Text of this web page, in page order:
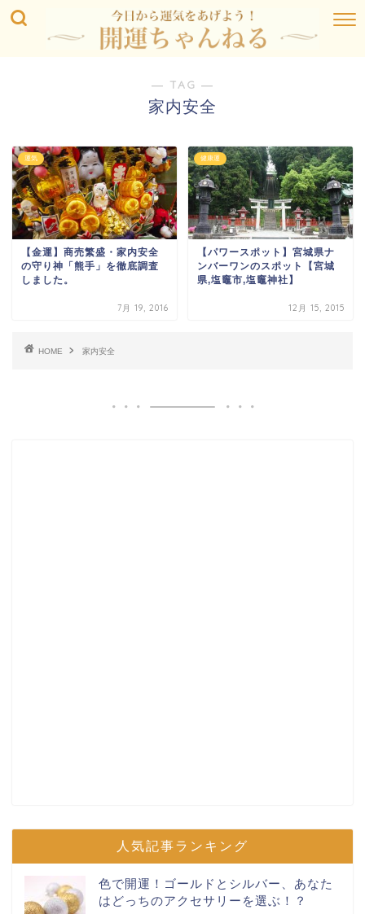
― TAG ―
家内安全
運気
【金運】商売繁盛・家内安全
の守り神「熊手」を徹底調査
しました。
7月 19, 2016
健康運
【パワースポット】宮城県ナ
ンバーワンのスポット【宮城
県,塩竈市,塩竈神社】
12月 15, 2015
HOME 家内安全
人気記事ランキング
色で開運！ゴールドとシルバー、あなた
はどっちのアクセサリーを選ぶ！？